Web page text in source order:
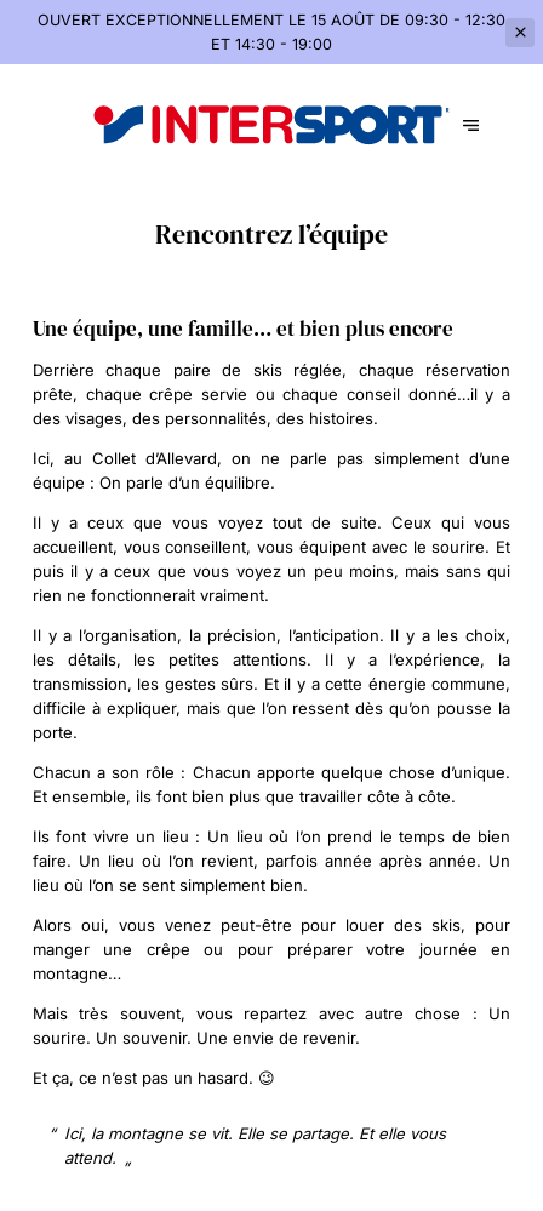
OUVERT EXCEPTIONNELLEMENT LE 15 AOÛT DE 09:30 - 12:30
ET 14:30 - 19:00
Rencontrez l’équipe
Une équipe, une famille… et bien plus encore
Derrière chaque paire de skis réglée, chaque réservation
prête, chaque crêpe servie ou chaque conseil donné…il y a
des visages, des personnalités, des histoires.
Ici, au Collet d’Allevard, on ne parle pas simplement d’une
équipe : On parle d’un équilibre.
Il y a ceux que vous voyez tout de suite. Ceux qui vous
accueillent, vous conseillent, vous équipent avec le sourire. Et
puis il y a ceux que vous voyez un peu moins, mais sans qui
rien ne fonctionnerait vraiment.
Il y a l’organisation, la précision, l’anticipation. Il y a les choix,
les détails, les petites attentions. Il y a l’expérience, la
transmission, les gestes sûrs. Et il y a cette énergie commune,
difficile à expliquer, mais que l’on ressent dès qu’on pousse la
porte.
Chacun a son rôle : Chacun apporte quelque chose d’unique.
Et ensemble, ils font bien plus que travailler côte à côte.
Ils font vivre un lieu : Un lieu où l’on prend le temps de bien
faire. Un lieu où l’on revient, parfois année après année. Un
lieu où l’on se sent simplement bien.
Alors oui, vous venez peut-être pour louer des skis, pour
manger une crêpe ou pour préparer votre journée en
montagne…
Mais très souvent, vous repartez avec autre chose : Un
sourire. Un souvenir. Une envie de revenir.
Et ça, ce n’est pas un hasard. 😉
Ici, la montagne se vit. Elle se partage. Et elle vous
attend.